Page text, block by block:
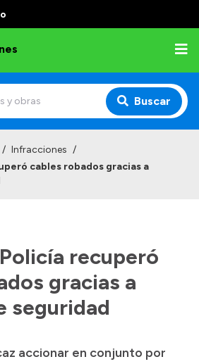
Buscar
de Faltas de Tránsito
/ Infracciones /
cables robados gracias a
recuperó
gracias a
seguridad
accionar en conjunto por